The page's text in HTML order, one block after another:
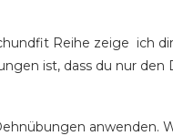
Reihe zeige ich
ist, dass du nur
anwenden.